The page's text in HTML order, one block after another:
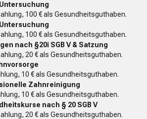
100 € als Gesundheitsguthaben.
100 € als Gesundheitsguthaben.
nach §20i SGB V & Satzung
20 € als Gesundheitsguthaben.
10 € als Gesundheitsguthaben.
Zahnreinigung
10 € als Gesundheitsguthaben.
nach § 20 SGB V
20 € als Gesundheitsguthaben.